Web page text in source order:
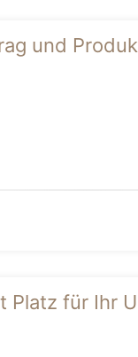
und
Platz für Ihr